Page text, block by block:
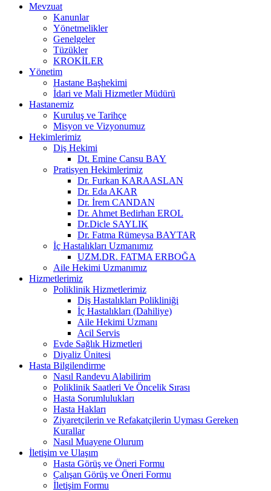
Mevzuat
Kanunlar
Yönetmelikler
Genelgeler
Tüzükler
KROKİLER
Yönetim
Hastane Başhekimi
İdari ve Mali Hizmetler Müdürü
Hastanemiz
Kuruluş ve Tarihçe
Misyon ve Vizyonumuz
Hekimlerimiz
Diş Hekimi
Dt. Emine Cansu BAY
Pratisyen Hekimlerimiz
Dr. Furkan KARAASLAN
Dr. Eda AKAR
Dr. İrem CANDAN
Dr. Ahmet Bedirhan EROL
Dr.Dicle SAYLIK
Dr. Fatma Rümeysa BAYTAR
İç Hastalıkları Uzmanımız
UZM.DR. FATMA ERBOĞA
Aile Hekimi Uzmanımız
Hizmetlerimiz
Poliklinik Hizmetlerimiz
Diş Hastalıkları Polikliniği
İç Hastalıkları (Dahiliye)
Aile Hekimi Uzmanı
Acil Servis
Evde Sağlık Hizmetleri
Diyaliz Ünitesi
Hasta Bilgilendirme
Nasıl Randevu Alabilirim
Poliklinik Saatleri Ve Öncelik Sırası
Hasta Sorumlulukları
Hasta Hakları
Ziyaretçilerin ve Refakatçilerin Uyması Gereken
Kurallar
Nasıl Muayene Olurum
İletişim ve Ulaşım
Hasta Görüş ve Öneri Formu
Çalışan Görüş ve Öneri Formu
İletişim Formu